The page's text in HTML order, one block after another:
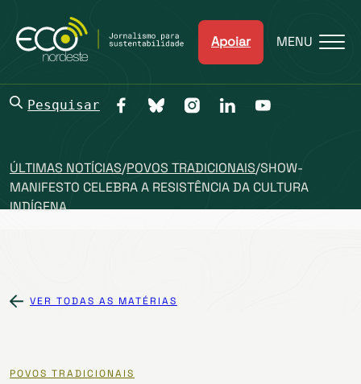
Apoiar MENU
Pesquisar
ÚLTIMAS NOTÍCIAS/POVOS TRADICIONAIS/SHOW-
MANIFESTO CELEBRA A RESISTÊNCIA DA CULTURA
INDÍGENA
VER TODAS AS MATÉRIAS
POVOS TRADICIONAIS